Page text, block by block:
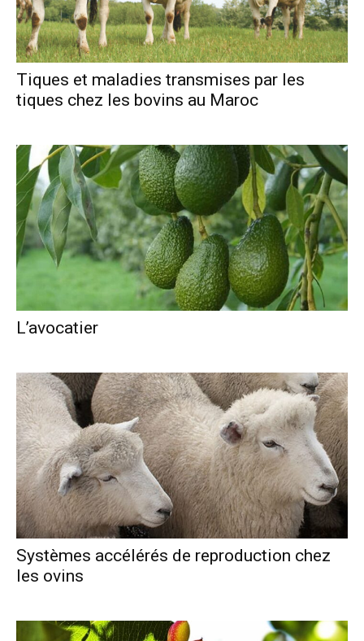
Tiques et maladies transmises par les
tiques chez les bovins au Maroc
L’avocatier
Systèmes accélérés de reproduction chez
les ovins